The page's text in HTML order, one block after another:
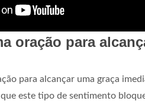
oração para
para alcançar uma graça
este tipo de sentimento